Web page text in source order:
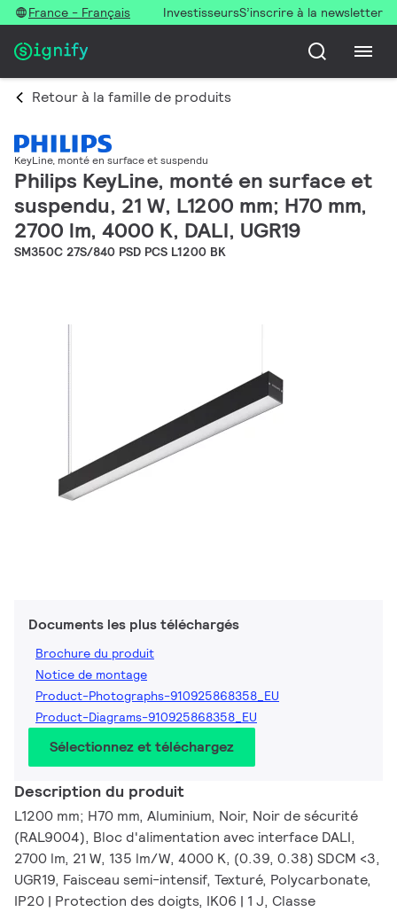
France - Français InvestisseursS’inscrire à la newsletter
Retour à la famille de produits
KeyLine, monté en surface et suspendu
Philips KeyLine, monté en surface et
suspendu, 21 W, L1200 mm; H70 mm,
2700 lm, 4000 K, DALI, UGR19
SM350C 27S/840 PSD PCS L1200 BK
Documents les plus téléchargés
Brochure du produit
Notice de montage
Product-Photographs-910925868358_EU
Product-Diagrams-910925868358_EU
Sélectionnez et téléchargez
Description du produit
L1200 mm; H70 mm, Aluminium, Noir, Noir de sécurité
(RAL9004), Bloc d'alimentation avec interface DALI,
2700 lm, 21 W, 135 lm/W, 4000 K, (0.39, 0.38) SDCM <3,
UGR19, Faisceau semi-intensif, Texturé, Polycarbonate,
IP20 | Protection des doigts, IK06 | 1 J, Classe